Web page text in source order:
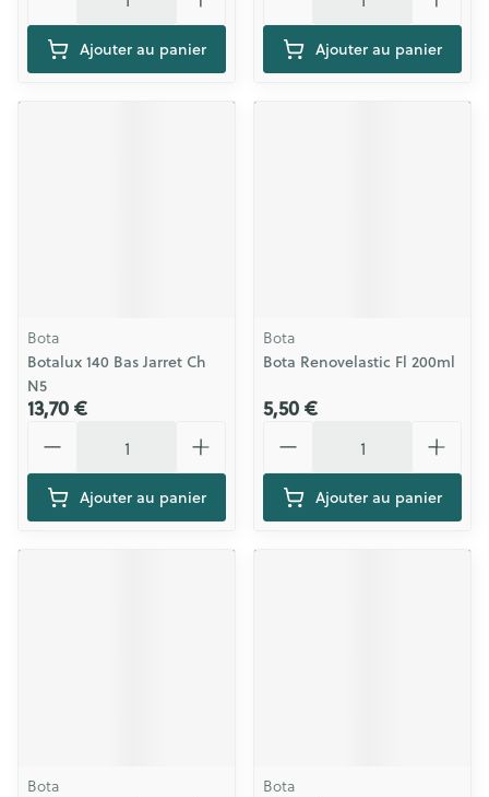
Ajouter au panier Ajouter au panier
Bota
Botalux 140 Bas Jarret Ch
N5
13,70 €
Ajouter au panier
Bota
Bota Renovelastic Fl 200ml
5,50 €
Ajouter au panier
Bota Bota